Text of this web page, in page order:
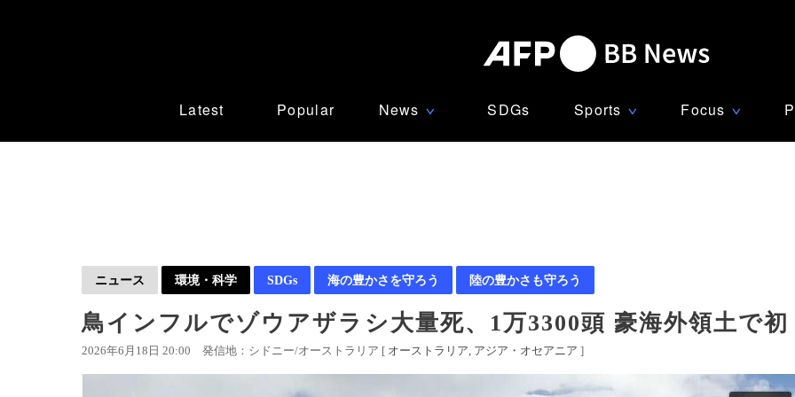
Latest Popular News ∨ SDGs Sports ∨ Focus ∨
ニュース 環境・科学 SDGs 海の豊かさを守ろう 陸の豊かさも守ろう
鳥インフルでゾウアザラシ大量死、1万3300頭 豪海外領土で初
2026年6月18日 20:00 発信地：シドニー/オーストラリア [ オーストラリア アジア・オセアニア ]